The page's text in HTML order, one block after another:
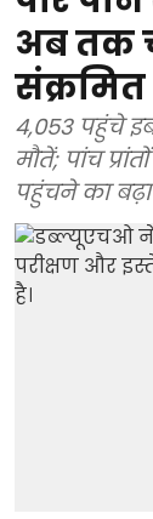
अब तक
संक्रमित
4,053 पहुंचे
मौतें; पांच
पहुंचने का